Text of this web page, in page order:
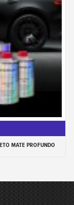
MATE PROFUNDO